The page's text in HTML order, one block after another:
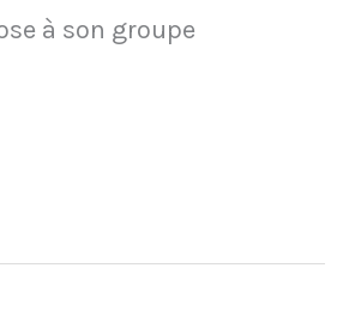
à son groupe